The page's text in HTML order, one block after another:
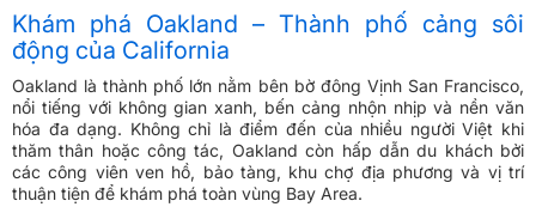
Khám phá Oakland – Thành phố cảng sôi
động của California
Oakland là thành phố lớn nằm bên bờ đông Vịnh San Francisco,
nổi tiếng với không gian xanh, bến cảng nhộn nhịp và nền văn
hóa đa dạng. Không chỉ là điểm đến của nhiều người Việt khi
thăm thân hoặc công tác, Oakland còn hấp dẫn du khách bởi
các công viên ven hồ, bảo tàng, khu chợ địa phương và vị trí
thuận tiện để khám phá toàn vùng Bay Area.